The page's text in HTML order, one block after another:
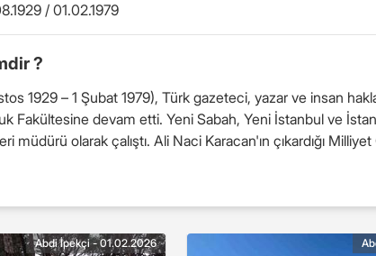
/ 01.02.1979
?
1929 – 1 Şubat 1979), Türk gazeteci, yazar ve insan
Fakültesine devam etti. Yeni Sabah, Yeni İstanbul ve
müdürü olarak çalıştı. Ali Naci Karacan'ın çıkardığı
Abdi İpekçi - 01.02.2026